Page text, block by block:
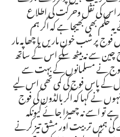
اس کی نقل وحرکت کی اطلاع
حکم بھی بھیجا ہے کہ اگر ہم
پر شب خون ماریں یا چھاپہ مار
چین سے نہ بیٹھ سکے اس کے ساتھ
فوج نے مسلمانوں کے بہت سے
کے پاس فوج کی کمی تھی اس لیے
نے کہا کہ اگر بالڈون کی فوج
تو اسے نہ چھیڑا جائے کیونکہ
ہمیں تربیت اور مشق تیز کرنے